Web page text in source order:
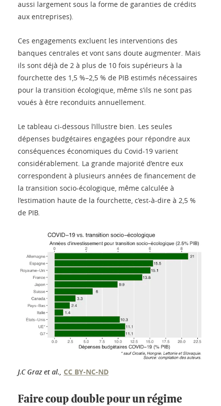
aussi largement sous la forme de garanties de crédits
aux entreprises).
Ces engagements excluent les interventions des
banques centrales et vont sans doute augmenter. Mais
ils sont déjà de 2 à plus de 10 fois supérieurs à la
fourchette des 1,5 %–2,5 % de PIB estimés nécessaires
pour la transition écologique, même s’ils ne sont pas
voués à être reconduits annuellement.
Le tableau ci-dessous l’illustre bien. Les seules
dépenses budgétaires engagées pour répondre aux
conséquences économiques du Covid-19 varient
considérablement. La grande majorité d’entre eux
correspondent à plusieurs années de financement de
la transition socio-écologique, même calculée à
l’estimation haute de la fourchette, c’est-à-dire à 2,5 %
de PIB.
J.C Graz et al. CC BY-NC-ND
Faire coup double pour un régime